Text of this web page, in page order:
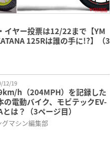
イヤー投票は12/22まで【YM
125Rは誰の手に!?】（3
12/19
h（204MPH）を記録した
の電動バイク、モビテックEV-
は？（3ページ目）
グマシン編集部